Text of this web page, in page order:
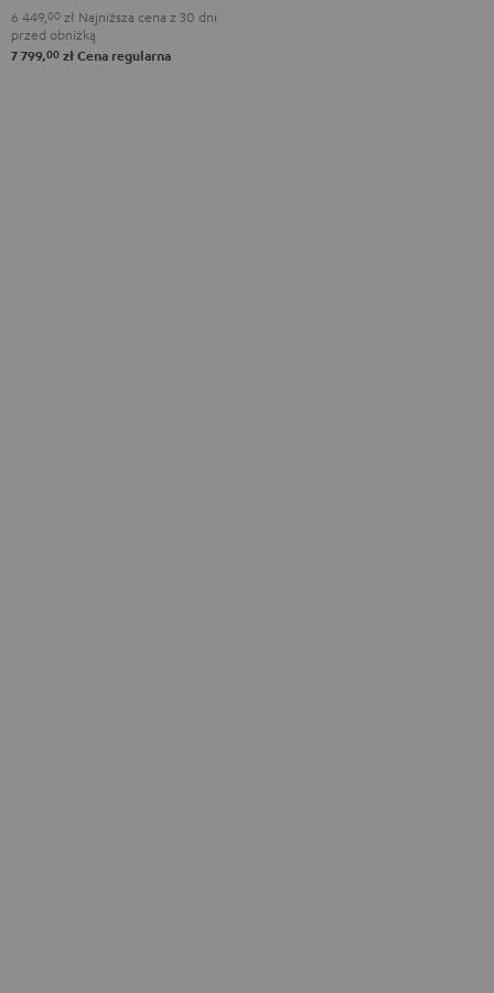
surround"
Anthracite
surround"
White/Black
6 449, 00 zł Najniższa cena z 30 dni
przed obniżką
7 799,00 zł Cena regularna